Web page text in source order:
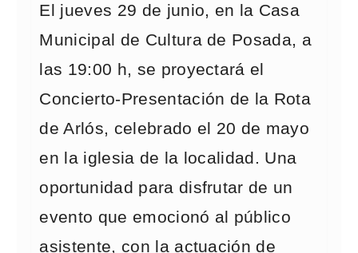
El jueves 29 de junio, en la Casa
Municipal de Cultura de Posada, a
las 19:00 h, se proyectará el
Concierto-Presentación de la Rota
de Arlós, celebrado el 20 de mayo
en la iglesia de la localidad. Una
oportunidad para disfrutar de un
evento que emocionó al público
asistente, con la actuación de